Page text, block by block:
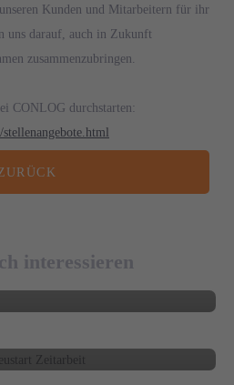
Kunden und Mitarbeitern für ihr
uns darauf, auch in Zukunft
zusammenzubringen.
CONLOG durchstarten:
interessieren
MAI 2026
– und was in der
wirklich hilft
2025
Trends 2026
2025